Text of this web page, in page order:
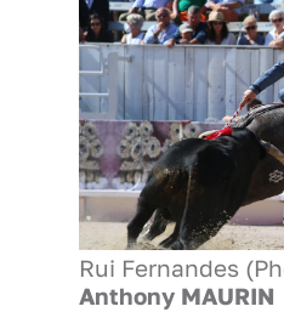
Rui Fernandes
Anthony MAURIN